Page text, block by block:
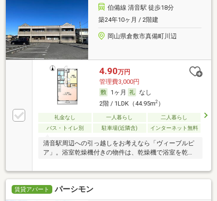
伯備線 清音駅 徒歩18分
築24年10ヶ月 / 2階建
岡山県倉敷市真備町川辺
4.90万円
管理費3,000円
1ヶ月
なし
2階 / 1LDK（44.95m2）
礼金なし 一人暮らし
二人暮らし
バス・トイレ別
駐車場(近隣含) インターネット無料
清音駅周辺への引っ越しをお考えなら「ヴィーブルピ
ア」。浴室乾燥機付きの物件は、乾燥機で浴室を乾燥
賃貸アパート パーシモン